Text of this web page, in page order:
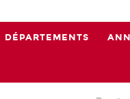
DÉPARTEMENTS